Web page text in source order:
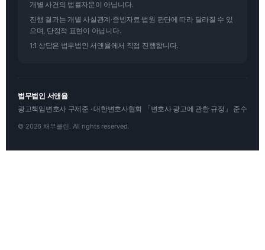
개별 사건의 법률자문이 아닙니다.
진행 결과는 개별 사실관계·증빙자료·법원 판단에 따라 달라질 수 있
으며, 단정적 표현이 아닙니다.
1:1 상담은 법무법인 서앤율에서 직접 진행합니다.
법무법인 서앤율
광고책임변호사 구제준 · 대한변호사협회 「변호사 광고에 관한 규정」 준수
© 2026 채무클린. All rights reserved.